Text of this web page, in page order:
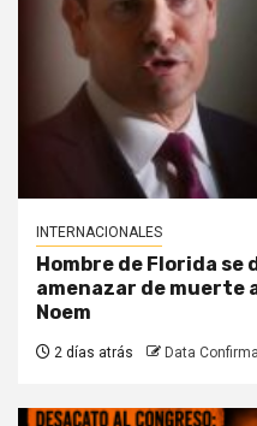
INTERNACIONALES
Hombre de Florida se
amenazar de muerte
Noem
2 días atrás Data